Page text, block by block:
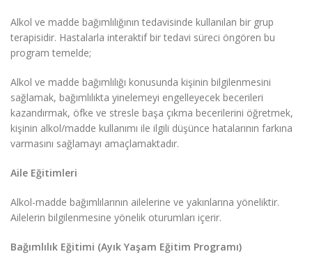
Alkol ve madde bağımlılığının tedavisinde kullanılan bir grup
terapisidir. Hastalarla interaktif bir tedavi süreci öngören bu
program temelde;
Alkol ve madde bağımlılığı konusunda kişinin bilgilenmesini
sağlamak, bağımlılıkta yinelemeyi engelleyecek becerileri
kazandırmak, öfke ve stresle başa çıkma becerilerini öğretmek,
kişinin alkol/madde kullanımı ile ilgili düşünce hatalarının farkına
varmasını sağlamayı amaçlamaktadır.
Aile Eğitimleri
Alkol-madde bağımlılarının ailelerine ve yakınlarına yöneliktir.
Ailelerin bilgilenmesine yönelik oturumları içerir.
Bağımlılık Eğitimi (Ayık Yaşam Eğitim Programı)